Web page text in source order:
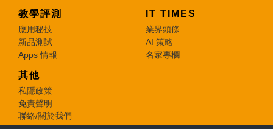
教學評測
應用秘技
新品測試
Apps 情報
IT TIMES
業界頭條
AI 策略
名家專欄
其他
私隱政策
免責聲明
聯絡/關於我們